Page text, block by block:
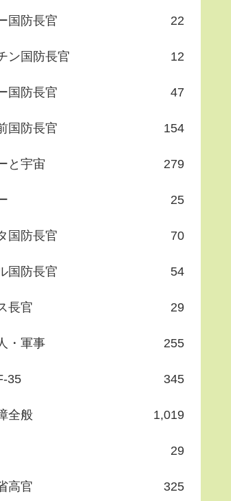
国防長官 22
ン国防長官 12
国防長官 47
国防長官 154
と宇宙 279
25
国防長官 70
国防長官 54
長官 29
・軍事 255
35 345
全般 1,019
29
高官 325